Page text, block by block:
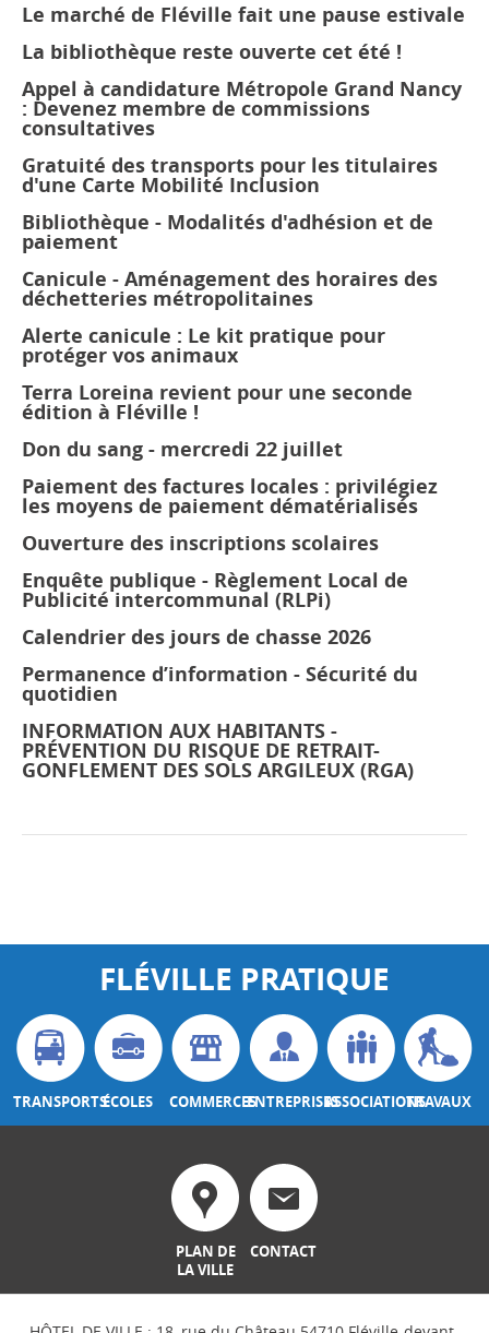
Le marché de Fléville fait une pause estivale
La bibliothèque reste ouverte cet été !
Appel à candidature Métropole Grand Nancy
: Devenez membre de commissions
consultatives
Gratuité des transports pour les titulaires
d'une Carte Mobilité Inclusion
Bibliothèque - Modalités d'adhésion et de
paiement
Canicule - Aménagement des horaires des
déchetteries métropolitaines
Alerte canicule : Le kit pratique pour
protéger vos animaux
Terra Loreina revient pour une seconde
édition à Fléville !
Don du sang - mercredi 22 juillet
Paiement des factures locales : privilégiez
les moyens de paiement dématérialisés
Ouverture des inscriptions scolaires
Enquête publique - Règlement Local de
Publicité intercommunal (RLPi)
Calendrier des jours de chasse 2026
Permanence d’information - Sécurité du
quotidien
INFORMATION AUX HABITANTS -
PRÉVENTION DU RISQUE DE RETRAIT-
GONFLEMENT DES SOLS ARGILEUX (RGA)
FLÉVILLE PRATIQUE
TRANSPORTSÉCOLES COMMERCESENTREPRISESASSOCIATIONSTRAVAUX
PLAN DE
LA VILLE
CONTACT